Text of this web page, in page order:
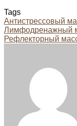
Tags
Антистрессовый
Лимфодренажный
Рефлекторный